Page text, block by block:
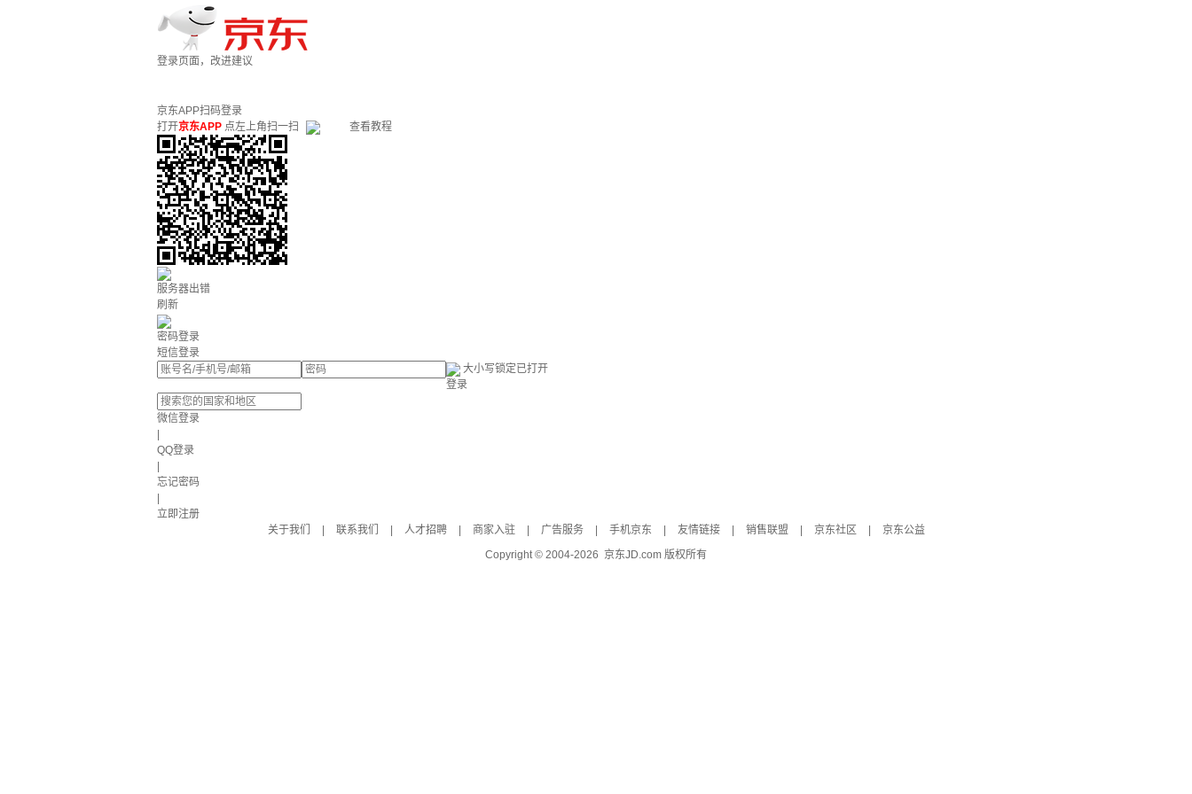
登录页面，改进建议
京东APP扫码登录
打开京东APP 点左上角扫一扫 查看教程
服务器出错
刷新
密码登录
短信登录
大小写锁定已打开
登录
微信登录
QQ登录
忘记密码
立即注册
关于我们
联系我们 人才招聘 商家入驻 广告服务 手机京东 友情链接 销售联盟 京东社区
京东公益
Copyright © 2004-2026 京东JD.com 版权所有